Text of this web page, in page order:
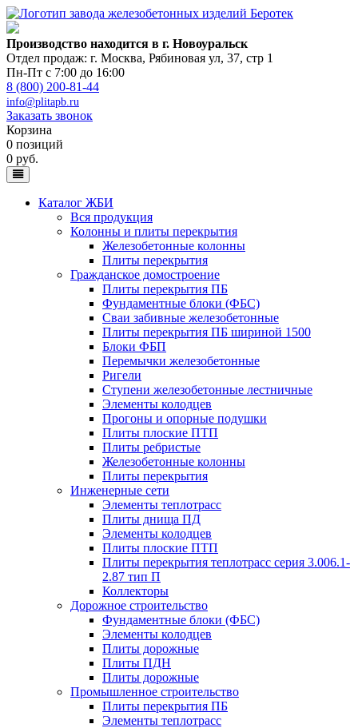
Производство находится в г. Новоуральск
Отдел продаж: г. Москва, Рябиновая ул, 37, стр 1
Пн-Пт с 7:00 до 16:00
8 (800) 200-81-44
info@plitapb.ru
Заказать звонок
Корзина
0 позиций
0 руб.
Каталог ЖБИ
Вся продукция
Колонны и плиты перекрытия
Железобетонные колонны
Плиты перекрытия
Гражданское домостроение
Плиты перекрытия ПБ
Фундаментные блоки (ФБС)
Сваи забивные железобетонные
Плиты перекрытия ПБ шириной 1500
Блоки ФБП
Перемычки железобетонные
Ригели
Ступени железобетонные лестничные
Элементы колодцев
Прогоны и опорные подушки
Плиты плоские ПТП
Плиты ребристые
Железобетонные колонны
Плиты перекрытия
Инженерные сети
Элементы теплотрасс
Плиты днища ПД
Элементы колодцев
Плиты плоские ПТП
Плиты перекрытия теплотрасс серия 3.006.1-
2.87 тип П
Коллекторы
Дорожное строительство
Фундаментные блоки (ФБС)
Элементы колодцев
Плиты дорожные
Плиты ПДН
Плиты дорожные
Промышленное строительство
Плиты перекрытия ПБ
Элементы теплотрасс